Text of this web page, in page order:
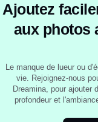
Ajoutez
aux photos
Le manque de lueur ou
vie. Rejoignez-nous
Dreamina, pour ajouter
profondeur et